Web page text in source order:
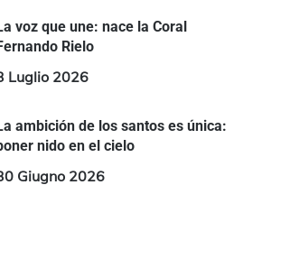
voz que une: nace la Coral
Rielo
Luglio 2026
ambición de los santos es única:
nido en el cielo
Giugno 2026